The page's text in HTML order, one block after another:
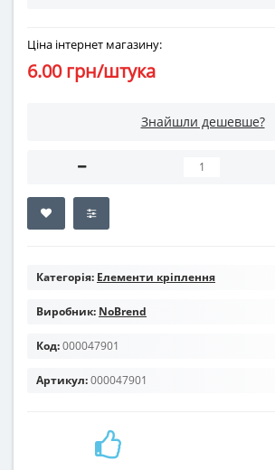
Ціна інтернет магазину:
6.00 грн/штука
Знайшли дешевше?
Категорія: Елементи кріплення
Виробник: NoBrend
Код:000047901
Артикул:000047901